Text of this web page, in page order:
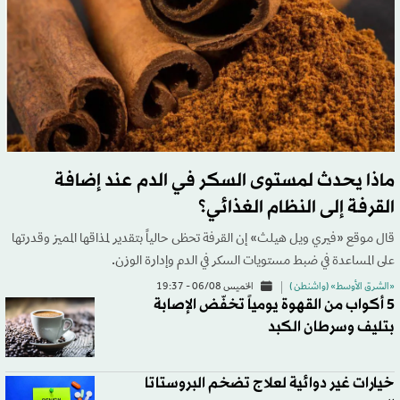
ماذا يحدث لمستوى السكر في الدم عند إضافة
القرفة إلى النظام الغذائي؟
قال موقع «فيري ويل هيلث» إن القرفة تحظى حالياً بتقدير لمذاقها المميز وقدرتها
على المساعدة في ضبط مستويات السكر في الدم وإدارة الوزن.
«الشرق الأوسط» (واشنطن ) الخميس 06/08 - 19:37
5 أكواب من القهوة يومياً تخفّض الإصابة
بتليف وسرطان الكبد
خيارات غير دوائية لعلاج تضخم البروستاتا